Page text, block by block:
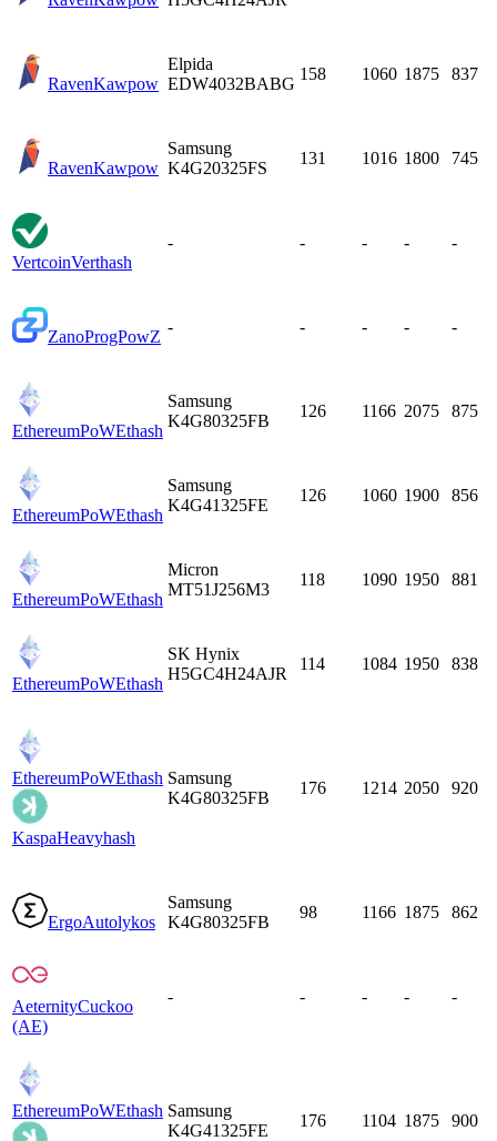
RavenKawpow
Elpida
EDW4032BABG
158 1060 1875 837
RavenKawpow
Samsung
K4G20325FS
131 1016 1800 745
VertcoinVerthash
- - - - -
ZanoProgPowZ
- - - - -
EthereumPoWEthash
Samsung
K4G80325FB
126 1166 2075 875
EthereumPoWEthash
Samsung
K4G41325FE
126 1060 1900 856
EthereumPoWEthash
Micron
MT51J256M3
118 1090 1950 881
EthereumPoWEthash
SK Hynix
H5GC4H24AJR
114 1084 1950 838
EthereumPoWEthash
KaspaHeavyhash
Samsung
K4G80325FB
176 1214 2050 920
ErgoAutolykos
Samsung
K4G80325FB
98 1166 1875 862
AeternityCuckoo
(AE)
- - - - -
EthereumPoWEthash Samsung
K4G41325FE
176 1104 1875 900